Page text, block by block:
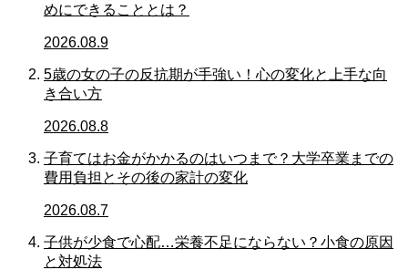
めにできることとは？
2026.08.9
5歳の女の子の反抗期が手強い！心の変化と上手な向
き合い方
2026.08.8
子育てはお金がかかるのはいつまで？大学卒業までの
費用負担とその後の家計の変化
2026.08.7
子供が少食で心配…栄養不足にならない？小食の原因
と対処法